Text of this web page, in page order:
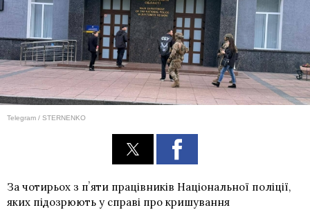
Telegram / STERNENKO
За чотирьох з пʼяти працівників Національної поліції,
яких підозрюють у справі про кришування